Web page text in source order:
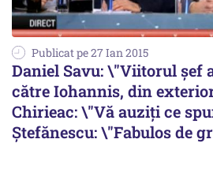
Publicat pe 27 Ian 2015
Daniel Savu: \"Viitorul șef
către Iohannis, din
Chirieac: \"Vă auziți ce
Ștefănescu: \"Fabulos de